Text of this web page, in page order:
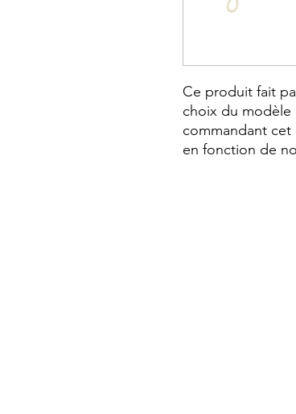
Ce produit fait
choix du modèle
commandant
en fonction de